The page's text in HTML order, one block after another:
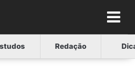
Redação